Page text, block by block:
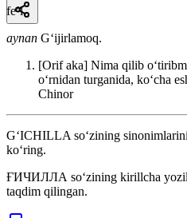
fe’l
aynan Gʻijirlamoq.
[Orif aka] Nima qilib
oʻrnidan turganida, koʻcha
Chinor
G‘ICHILLA so‘zining sinonimlarini
ko‘ring.
ҒИЧИЛЛА so‘zining kirillcha
taqdim qilingan.